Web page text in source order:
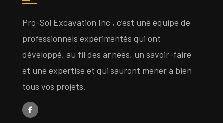
Pro-Sol Excavation Inc., c’est une équipe de
professionnels expérimentés qui ont
développé, au fil des années, un savoir-faire
et une expertise et qui sauront mener à bien
tous vos projets.